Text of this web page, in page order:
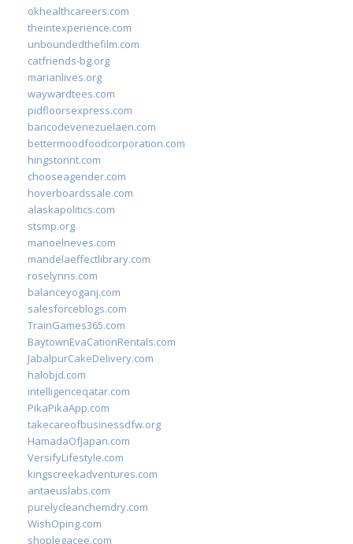
okhealthcareers.com
theintexperience.com
unboundedthefilm.com
catfriends-bg.org
marianlives.org
waywardtees.com
pidfloorsexpress.com
bancodevenezuelaen.com
bettermoodfoodcorporation.com
hingstonnt.com
chooseagender.com
hoverboardssale.com
alaskapolitics.com
stsmp.org
manoelneves.com
mandelaeffectlibrary.com
roselynns.com
balanceyoganj.com
salesforceblogs.com
TrainGames365.com
BaytownEvaCationRentals.com
JabalpurCakeDelivery.com
halobjd.com
intelligenceqatar.com
PikaPikaApp.com
takecareofbusinessdfw.org
HamadaOfJapan.com
VersifyLifestyle.com
kingscreekadventures.com
antaeuslabs.com
purelycleanchemdry.com
WishOping.com
shoplegacee.com